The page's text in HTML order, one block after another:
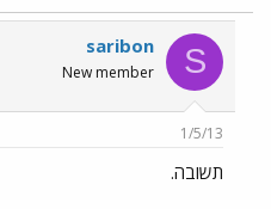
S
saribon
New member
1/5/13
תשובה.